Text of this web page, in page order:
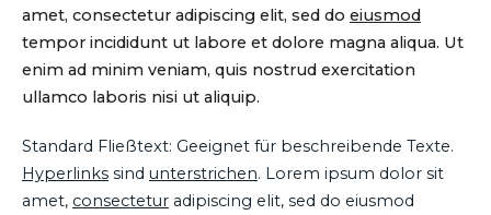
amet, consectetur adipiscing elit, sed do eiusmod
tempor incididunt ut labore et dolore magna aliqua. Ut
enim ad minim veniam, quis nostrud exercitation
ullamco laboris nisi ut aliquip.
Standard Fließtext: Geeignet für beschreibende Texte.
Hyperlinks sind unterstrichen. Lorem ipsum dolor sit
amet, consectetur adipiscing elit, sed do eiusmod